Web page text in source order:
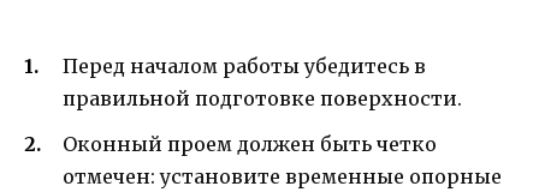
Перед началом работы убедитесь в
правильной подготовке поверхности.
Оконный проем должен быть четко
отмечен: установите временные опорные